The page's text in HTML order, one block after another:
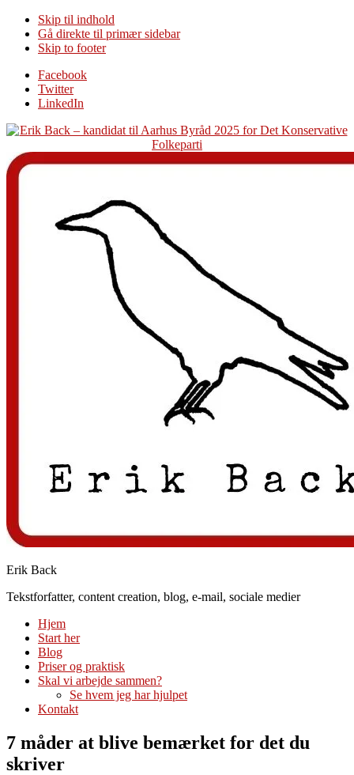
Skip til indhold
Gå direkte til primær sidebar
Skip to footer
Additional
menu
Facebook
Twitter
LinkedIn
Erik Back
Tekstforfatter, content creation, blog, e-mail, sociale medier
Hjem
Start her
Blog
Priser og praktisk
Skal vi arbejde sammen?
Se hvem jeg har hjulpet
Kontakt
7 måder at blive bemærket for det du
skriver